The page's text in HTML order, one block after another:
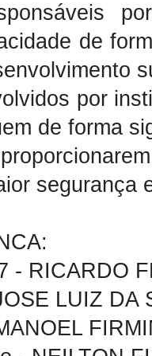
de
por
de forma
- RICARDO
LUIZ DA